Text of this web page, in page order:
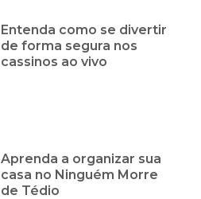
Entenda como se divertir
de forma segura nos
cassinos ao vivo
Aprenda a organizar sua
casa no Ninguém Morre
de Tédio